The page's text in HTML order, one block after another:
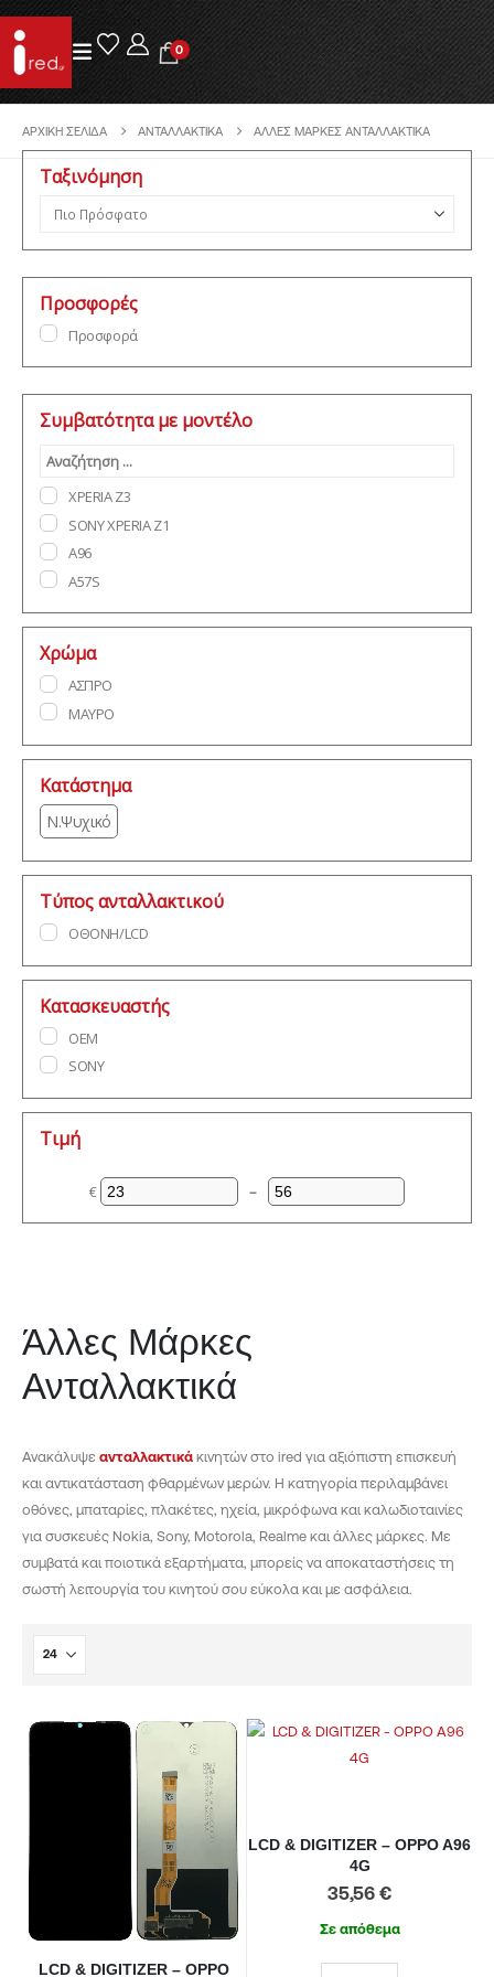
0
ΑΡΧΙΚΉ ΣΕΛΊΔΑ ΑΝΤΑΛΛΑΚΤΙΚΆ ΆΛΛΕΣ ΜΆΡΚΕΣ ΑΝΤΑΛΛΑΚΤΙΚΆ
Άλλες Μάρκες
Ανταλλακτικά
Ανακάλυψε ανταλλακτικά κινητών στο ired για αξιόπιστη επισκευή
και αντικατάσταση φθαρμένων μερών. Η κατηγορία περιλαμβάνει
οθόνες, μπαταρίες, πλακέτες, ηχεία, μικρόφωνα και καλωδιοταινίες
για συσκευές Nokia, Sony, Motorola, Realme και άλλες μάρκες. Με
συμβατά και ποιοτικά εξαρτήματα, μπορείς να αποκαταστήσεις τη
σωστή λειτουργία του κινητού σου εύκολα και με ασφάλεια.
LCD & DIGITIZER – OPPO
LCD & DIGITIZER – OPPO A96
4G
35,56 €
Σε απόθεμα
Ταξινόμηση
Ταξινόμηση προϊόντων
Προσφορές
Προσφορά
Συμβατότητα με μοντέλο
XPERIA Z3
SONY XPERIA Z1
A96
A57S
Χρώμα
ΑΣΠΡΟ
ΜΑΥΡΟ
Κατάστημα
Ν.Ψυχικό
Τύπος ανταλλακτικού
ΟΘΟΝΗ/LCD
Κατασκευαστής
OEM
SONY
Τιμή
€
Ελάχιστη τιμή
–
Μέγιστη τιμή